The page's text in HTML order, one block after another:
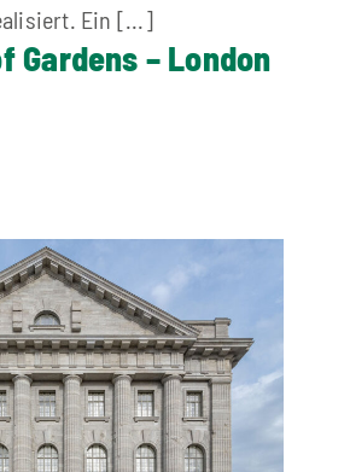
Ein [...]
Gardens – London